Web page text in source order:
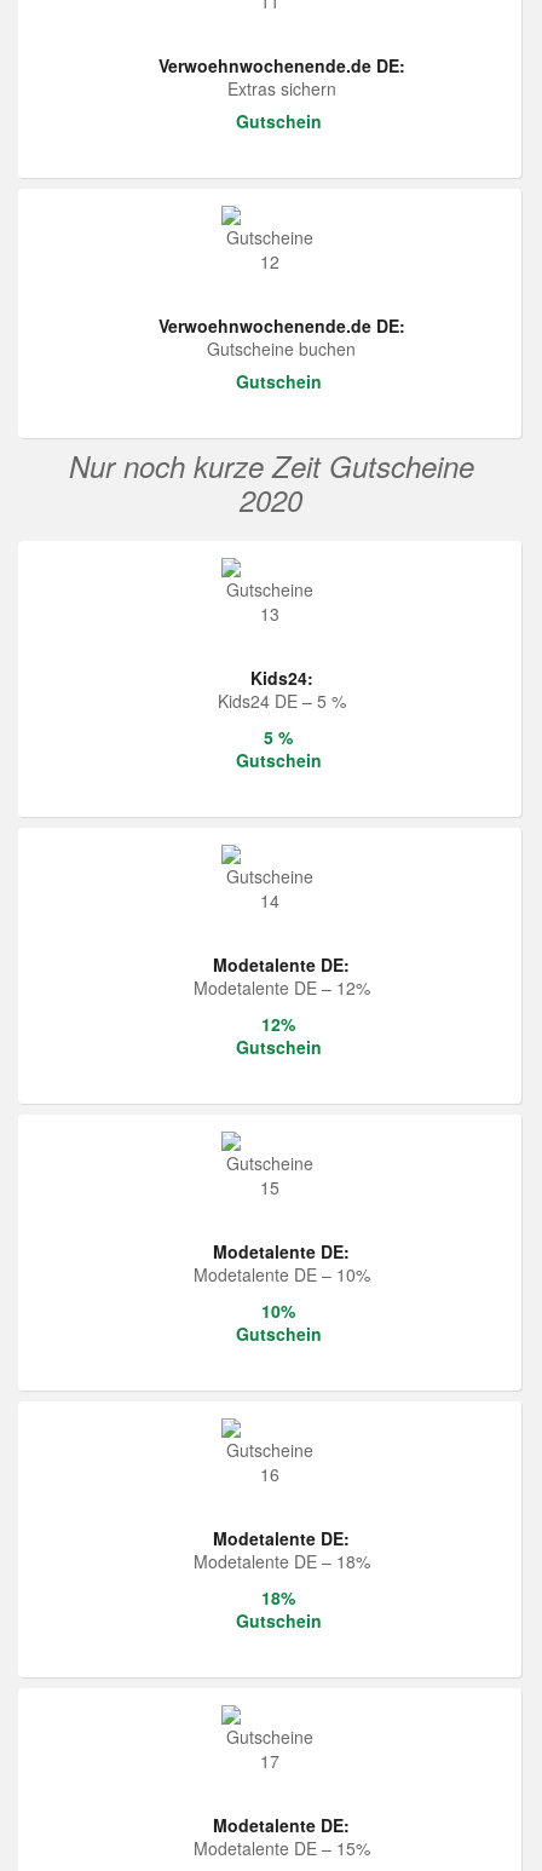
Verwoehnwochenende.de DE:
Extras sichern
Gutschein
Verwoehnwochenende.de DE:
Gutscheine buchen
Gutschein
Nur noch kurze Zeit Gutscheine
2020
Kids24:
Kids24 DE – 5 %
5 %
Gutschein
Modetalente DE:
Modetalente DE – 12%
12%
Gutschein
Modetalente DE:
Modetalente DE – 10%
10%
Gutschein
Modetalente DE:
Modetalente DE – 18%
18%
Gutschein
Modetalente DE:
Modetalente DE – 15%